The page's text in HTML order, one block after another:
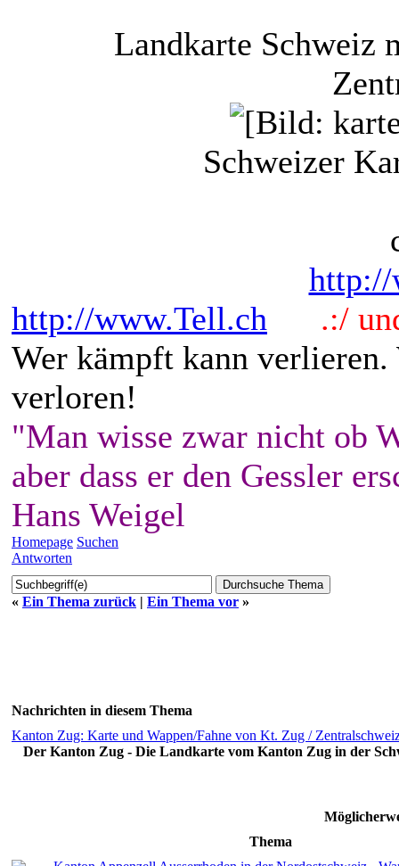
Landkarte Schweiz
Schweizer
http://
http://www.Tell.ch
.:/
Wer kämpft kann
verloren!
"Man wisse zwar nicht ob
aber dass er den Gessler
Hans Weigel
Homepage Suchen
Antworten
« Ein Thema zurück | Ein Thema vor »
Nachrichten in diesem Thema
Kanton Zug: Karte und Wappen/Fahne von Kt. Zug /
Der Kanton Zug - Die Landkarte vom Kanton Zug in der
Thema